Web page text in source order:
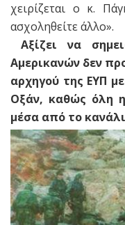
χειρίζεται ο κ.
ασχοληθείτε άλλο».
Αξίζει να
Αμερικανών δεν
αρχηγού της ΕΥΠ
Οξάν, καθώς όλη
μέσα από το